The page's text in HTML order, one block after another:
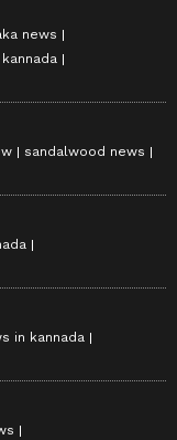
news
sandalwood news
in kannada